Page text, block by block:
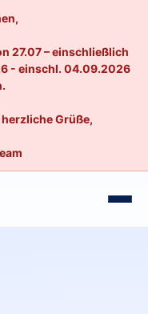
27.07 – einschließlich
- einschl. 04.09.2026
Grüße,